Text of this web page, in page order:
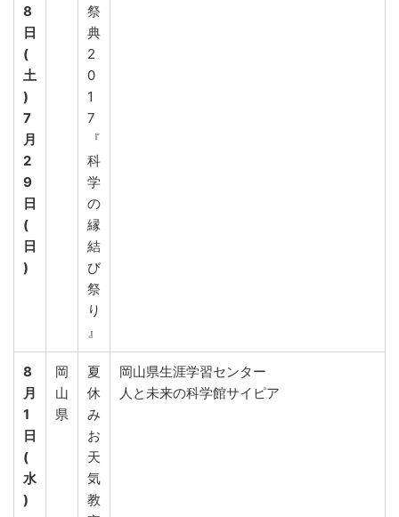
8
日
(
土
)
7
月
2
9
日
(
日
)
祭
典
2
0
1
7
『
科
学
の
縁
結
び
祭
り
』
8
月
1
日
(
水
)
岡
山
県
夏
休
み
お
天
気
教
岡山県生涯学習センター
人と未来の科学館サイピア